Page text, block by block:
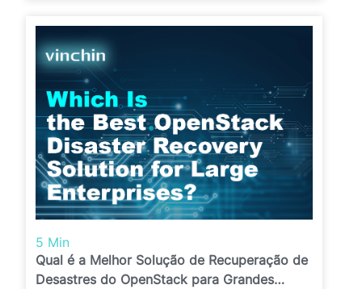
5 Min
Qual é a Melhor Solução de Recuperação de
Desastres do OpenStack para Grandes